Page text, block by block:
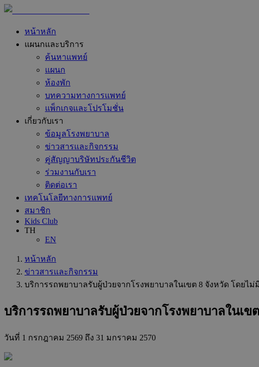
หน้าหลัก
แผนกและบริการ
ค้นหาแพทย์
แผนก
ห้องพัก
บทความทางการแพทย์
แพ็กเกจและโปรโมชั่น
เกี่ยวกับเรา
ข้อมูลโรงพยาบาล
ข่าวสารและกิจกรรม
คู่สัญญาบริษัทประกันชีวิต
ร่วมงานกับเรา
ติดต่อเรา
เทคโนโลยีทางการแพทย์
สมาชิก
Kids Club
TH
EN
หน้าหลัก
ข่าวสารและกิจกรรม
บริการรถพยาบาลรับผู้ป่วยจากโรงพยาบาลในเขต 8 จังหวัด โดยไม่
บริการรถพยาบาลรับผู้ป่วยจากโรงพยาบาลในเข
วันที่ 1 กรกฎาคม 2569 ถึง 31 มกราคม 2570